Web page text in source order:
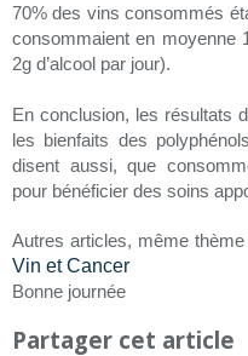
70% des vins consommés
consommaient en moyenne
2g d’alcool par jour).
En conclusion, les résultats
les bienfaits des
disent aussi, que
pour bénéficier des soins
Autres articles, même thème
Vin et Cancer
Bonne journée
Partager cet article